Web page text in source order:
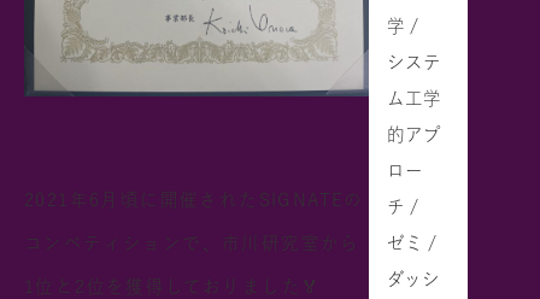
2021年6月頃に開催されたSIGNATEの
コンペティションで、市川研究室から
1位と2位を獲得しておりました🏅
学 /
システ
ム工学
的アプ
ロー
チ /
ゼミ /
ダッシ